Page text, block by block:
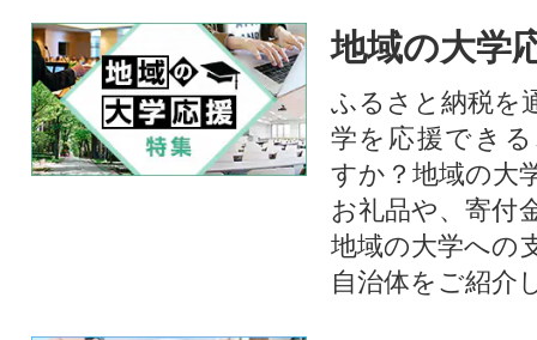
地域の大学
ふるさと納税を
学を応援でき
すか？地域の大
お礼品や、寄付
地域の大学への
自治体をご紹介